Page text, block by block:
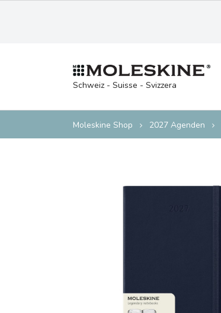
Schweiz - Suisse - Svizzera
Moleskine Shop 2027 Agenden